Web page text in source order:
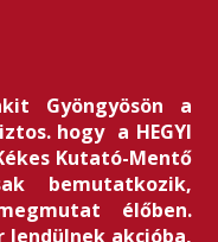
Gyöngyösön a
hogy a HEGYI
Kutató-Mentő
bemutatkozik,
élőben.
akcióba,